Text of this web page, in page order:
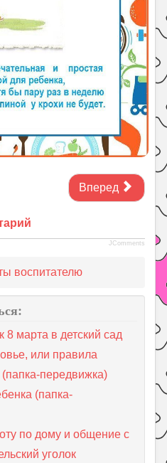
Вперед
JComments
воспитателю
8 марта в детский сад
или правила
передвижка)
(папка-
по дому и общение с
уголок